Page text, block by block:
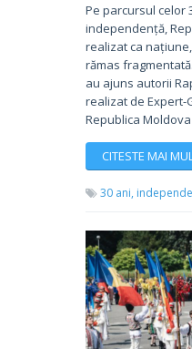
Pe parcursul celor
independență,
realizat ca
rămas
au ajuns autorii
realizat de Expert-
Republica
CITESTE MAI
30 ani,